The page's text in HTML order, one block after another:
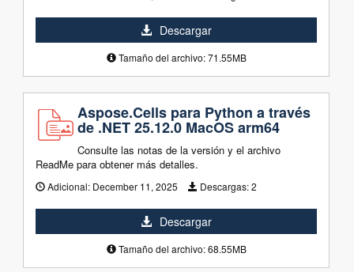
Descargar
Tamaño del archivo: 71.55MB
Aspose.Cells para Python a través
de .NET 25.12.0 MacOS arm64
Consulte las notas de la versión y el archivo
ReadMe para obtener más detalles.
Adicional: December 11, 2025 Descargas:2
Descargar
Tamaño del archivo: 68.55MB